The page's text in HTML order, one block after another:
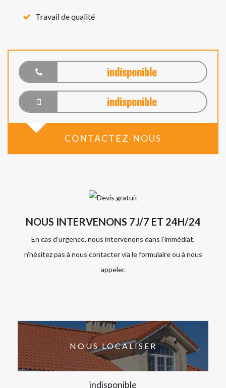
Travail de qualité
indisponible
indisponible
CONTACTEZ-NOUS
NOUS INTERVENONS 7J/7 ET 24H/24
En cas d’urgence, nous intervenons dans l’immédiat,
n’hésitez pas à nous contacter via le formulaire ou à nous
appeler.
NOUS LOCALISER
indisponible